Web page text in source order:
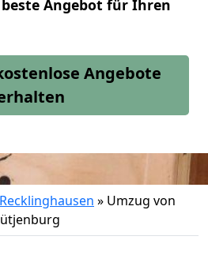
beste Angebot für Ihren
Angebote
» Umzug von